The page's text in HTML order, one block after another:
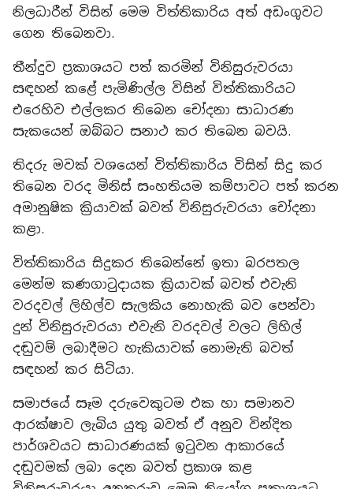
නිලධාරීන් විසින් මෙම විත්තිකාරිය අත් අඩංගුවට
ගෙන තිබෙනවා.
තීන්දුව ප්‍රකාශයට පත් කරමින් විනිසුරුවරයා
සඳහන් කළේ පැමිණිල්ල විසින් විත්තිකාරියට
එරෙහිව එල්ලකර තිබෙන චෝදනා සාධාරණ
සැකයෙන් ඔබ්බට සනාථ කර තිබෙන බවයි.
තිදරු මවක් වශයෙන් විත්තිකාරිය විසින් සිදු කර
තිබෙන වරද මිනිස් සංහතියම කම්පාවට පත් කරන
අමානුෂික ක්‍රියාවක් බවත් විනිසුරුවරයා චෝදනා
කළා.
විත්තිකාරිය සිදුකර තිබෙන්නේ ඉතා බරපතල
මෙන්ම කණගාටුදායක ක්‍රියාවක් බවත් එවැනි
වරදවල් ලිහිල්ව සැලකිය නොහැකි බව පෙන්වා
දුන් විනිසුරුවරයා එවැනි වරදවල් වලට ලිහිල්
දඬුවම් ලබාදීමට හැකියාවක් නොමැති බවත්
සඳහන් කර සිටියා.
සමාජයේ සෑම දරුවෙකුටම එක හා සමානව
ආරක්ෂාව ලැබිය යුතු බවත් ඒ අනුව වින්දිත
පාර්ශවයට සාධාරණයක් ඉටුවන ආකාරයේ
දඬුවමක් ලබා දෙන බවත් ප්‍රකාශ කළ